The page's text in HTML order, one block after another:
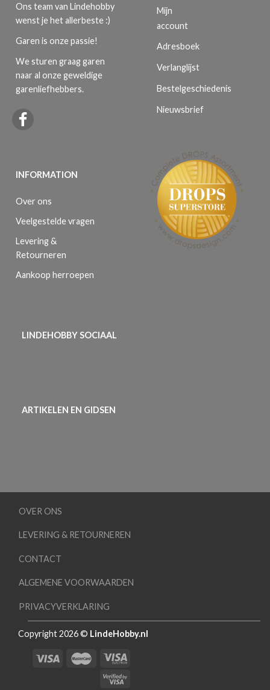
Ons team van Lindehobby
wenst je het allerbeste :)
Garen is onze passie!
We sturen graag garen
naar al onze geweldige
garenliefhebbers.
INFORMATION
Over ons
Veelgestelde vragen
Levering &
Retourneren
Aankoop herroepen
Mijn
account
Adresboek
Verlanglijst
Bestelgeschiedenis
Nieuwsbrief
LINDEHOBBY SOCIAAL
ARTIKELEN EN GIDSEN
OVER ONS
LEVERING & RETOURNEREN
CONTACT
ALGEMENE VOORWAARDEN
PRIVACYVERKLARING
Copyright 2026 © LindeHobby.nl